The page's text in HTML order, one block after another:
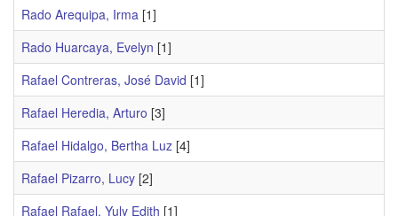
Rado Arequipa, Irma [1]
Rado Huarcaya, Evelyn [1]
Rafael Contreras, José David [1]
Rafael Heredia, Arturo [3]
Rafael Hidalgo, Bertha Luz [4]
Rafael Pizarro, Lucy [2]
Rafael Rafael, Yuly Edith [1]